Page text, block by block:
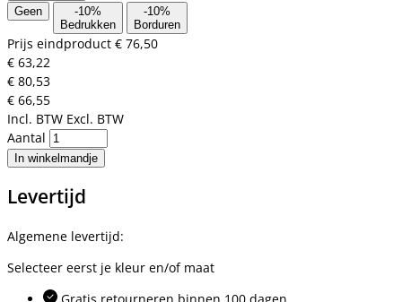
Geen
-10%
Bedrukken
-10%
Borduren
Prijs eindproduct € 76,50
€ 63,22
€ 80,53
€ 66,55
Incl. BTW Excl. BTW
Aantal
In winkelmandje
Levertijd
Algemene levertijd:
Selecteer eerst je kleur en/of maat
Gratis retourneren binnen 100 dagen